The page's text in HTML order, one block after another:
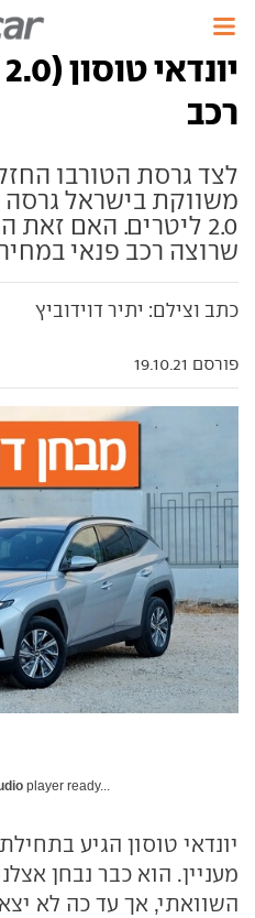
רכב
לצד גרסת הטורבו
משווקת בישראל גרסה
2.0 ליטרים. האם
שרוצה רכב פנאי
כתב וצילם: יתיר דוידוביץ
פורסם 19.10.21
player ready...
יונדאי טוסון הגיע
מעניין. הוא כבר נבחן
השוואתי, אך עד כה לא